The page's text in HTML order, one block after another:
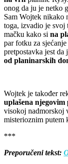
onog da ju je netko
Sam Wojtek nikako
toga, izvadio je svoj
mačku kako si na
par fotku za
pretpostavka jest da
od planinarskih
Wojtek je također
uplašena
visokoj nadmorskoj
misterioznim putem
***
Preporučeni tekst: